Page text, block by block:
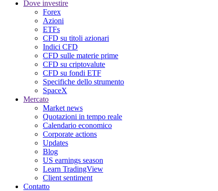
Dove investire
Forex
Azioni
ETFs
CFD su titoli azionari
Indici CFD
CFD sulle materie prime
CFD su criptovalute
CFD su fondi ETF
Specifiche dello strumento
SpaceX
Mercato
Market news
Quotazioni in tempo reale
Calendario economico
Corporate actions
Updates
Blog
US earnings season
Learn TradingView
Client sentiment
Contatto